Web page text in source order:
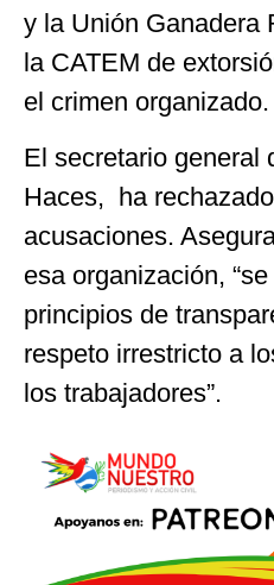
y la Unión Ganadera
la CATEM de
el crimen organizado.
El secretario general
Haces, ha
acusaciones.
esa organización,
principios de
respeto irrestricto a
los trabajadores”.